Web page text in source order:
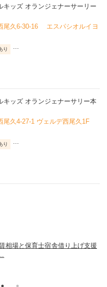
キッズ オランジェナーサーリー
尾久6-30-16 エスパシオルイヨ
り
キッズ オランジェナーサリー本
尾久4-27-1 ヴェルデ西尾久1F
り
相場と保育士宿舎借り上げ支援